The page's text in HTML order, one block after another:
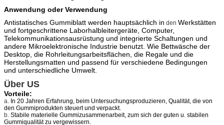
Anwendung oder Verwendung
Antistatisches Gummiblatt werden hauptsächlich in den Werkstätten
und fortgeschrittene Laborhalbleitergeräte, Computer,
Telekommunikationsausrüstung und integrierte Schaltungen und
andere Mikroelektronische Industrie benutzt. Wie Bettwäsche der
Desktop, die Rohrleitungsarbeitsflächen, die Regale und die
Herstellungsmatten und passend für verschiedene Bedingungen
und unterschiedliche Umwelt.
Über US
Vorteile:
a. In 20 Jahren Erfahrung, beim Untersuchungsproduzieren, Qualität, die von
den Gummiprodukten steuert und verpackt.
b. Stabile materielle Gummizusammenarbeit, zum sich der guten u. stabilen
Gummiqualität zu vergewissern.